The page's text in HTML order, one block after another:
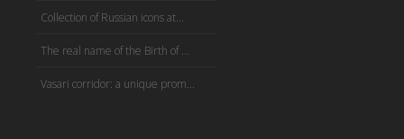
Collection of Russian icons at...
The real name of the Birth of ...
Vasari corridor: a unique prom...